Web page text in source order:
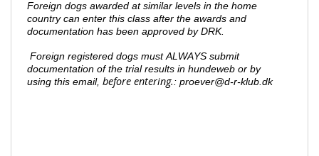
Foreign dogs awarded at similar levels in the home
country can enter this class after the awards and
documentation has been approved by DRK.
Foreign registered dogs must ALWAYS submit
documentation of the trial results in hundeweb or by
usingthis email, before entering.: proever@d-r-klub.dk